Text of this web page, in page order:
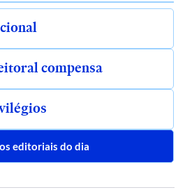
compensa
editoriais do dia